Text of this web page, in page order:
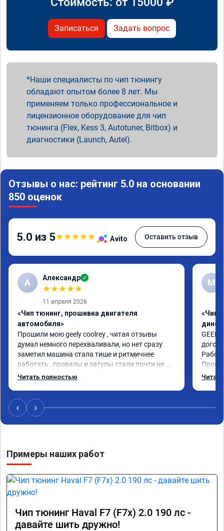
Записаться Задать вопрос
Наши специалисты по чип тюнингу
обладают опытом более 8 лет. Мы
применяем только профессиональное и
лицензионное оборудование для чип
тюнинга (Flex, Kess 3, Autotuner, Bitbox) и
диагностики (Launch, Autel).
Отзывы о нас: рейтинг 5.0 на основании
850 оценок
5.0 из 5★★★★★ Avito Оставить отзыв
А Александр ✓
★★★★★
11 апреля 2026
«Чип тюнинг, прошивка двигателя
автомобиля»
Прошили мою geely coolrey , читая отзывы
думал немного перехваливали, но нет сразу
заметил машина стала тише и ритмичнее
работать , провалы и затупы стали почти не
заметны , а динамика возросла ощутимо , на
очень доволен прошивкой 👍
Читать полностью
М
«Чип
50нм,
‹ ›
Примеры наших работ
Чип тюнинг Haval F7 (F7x) 2.0 190 лс -
давайте шить дружно!